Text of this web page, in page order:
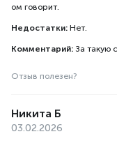
ом говорит.
Недостатки: Нет.
Комментарий: За такую
Отзыв полезен?
Никита Б
03.02.2026